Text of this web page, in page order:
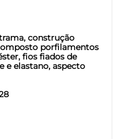
construção
porfilamentos
fios fiados de
e elastano, aspecto